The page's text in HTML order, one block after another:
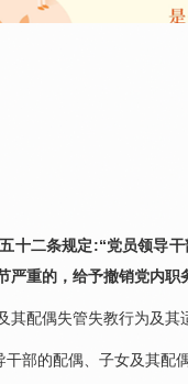
二条规定:“党员领导干
严重的，给予撤销党内职
配偶失管失教行为及其
的配偶、子女及其配